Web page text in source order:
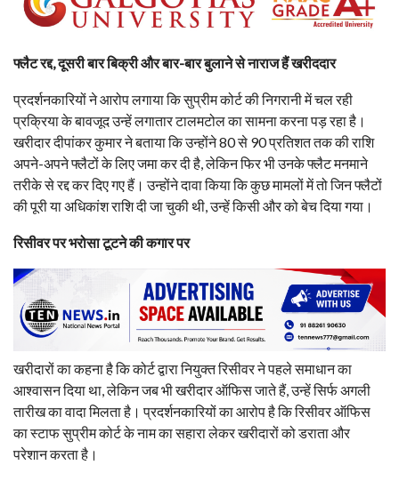
फ्लैट रद्द, दूसरी बार बिक्री और बार-बार बुलाने से नाराज हैं खरीददार
प्रदर्शनकारियों ने आरोप लगाया कि सुप्रीम कोर्ट की निगरानी में चल रही
प्रक्रिया के बावजूद उन्हें लगातार टालमटोल का सामना करना पड़ रहा है।
खरीदार दीपांकर कुमार ने बताया कि उन्होंने 80 से 90 प्रतिशत तक की राशि
अपने-अपने फ्लैटों के लिए जमा कर दी है, लेकिन फिर भी उनके फ्लैट मनमाने
तरीके से रद्द कर दिए गए हैं। उन्होंने दावा किया कि कुछ मामलों में तो जिन फ्लैटों
की पूरी या अधिकांश राशि दी जा चुकी थी, उन्हें किसी और को बेच दिया गया।
रिसीवर पर भरोसा टूटने की कगार पर
खरीदारों का कहना है कि कोर्ट द्वारा नियुक्त रिसीवर ने पहले समाधान का
आश्वासन दिया था, लेकिन जब भी खरीदार ऑफिस जाते हैं, उन्हें सिर्फ अगली
तारीख का वादा मिलता है। प्रदर्शनकारियों का आरोप है कि रिसीवर ऑफिस
का स्टाफ सुप्रीम कोर्ट के नाम का सहारा लेकर खरीदारों को डराता और
परेशान करता है।